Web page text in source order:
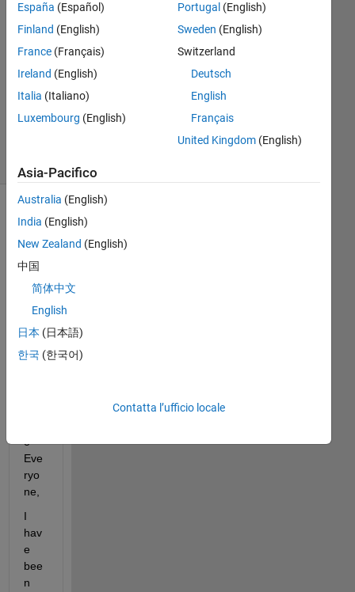
Risposta
accettata
Aggiornato
22 Gen
Mostra
meno
recenti
EV_Motor_Drive_version1.slx
o
Eve
ryo
ne,
I
hav
e
bee
n
España (Español)
Finland (English)
France (Français)
Ireland (English)
Italia (Italiano)
Luxembourg (English)
Portugal (English)
Sweden (English)
Switzerland
Deutsch
English
Français
United Kingdom(English)
Asia-Pacifico
Australia (English)
India (English)
New Zealand (English)
中国
简体中文
English
日本 (日本語)
한국 (한국어)
Contatta l’ufficio locale